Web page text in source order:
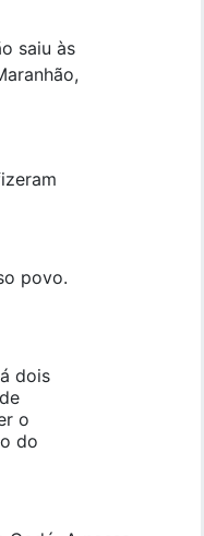
saiu às
povo.
dois
o
do